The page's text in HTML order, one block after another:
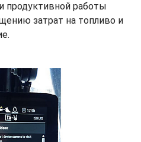
продуктивной работы
затрат на топливо и